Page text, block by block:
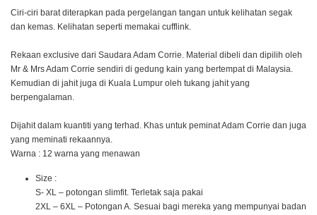
Ciri-ciri barat diterapkan pada pergelangan tangan untuk kelihatan segak
dan kemas. Kelihatan seperti memakai cufflink.
Rekaan exclusive dari Saudara Adam Corrie. Material dibeli dan dipilih oleh
Mr & Mrs Adam Corrie sendiri di gedung kain yang bertempat di Malaysia.
Kemudian di jahit juga di Kuala Lumpur oleh tukang jahit yang
berpengalaman.
Dijahit dalam kuantiti yang terhad. Khas untuk peminat Adam Corrie dan juga
yang meminati rekaannya.
Warna : 12 warna yang menawan
Size :
S- XL – potongan slimfit. Terletak saja pakai
2XL – 6XL – Potongan A. Sesuai bagi mereka yang mempunyai badan